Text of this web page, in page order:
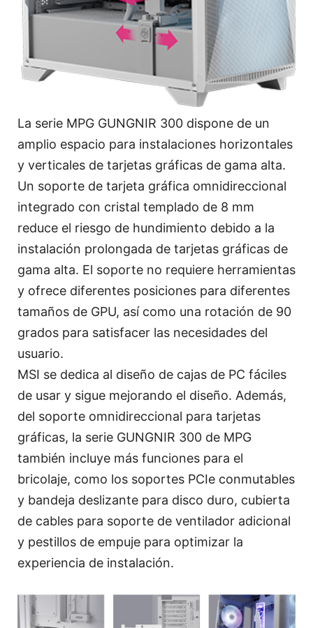
La serie MPG GUNGNIR 300 dispone de un
amplio espacio para instalaciones horizontales
y verticales de tarjetas gráficas de gama alta.
Un soporte de tarjeta gráfica omnidireccional
integrado con cristal templado de 8 mm
reduce el riesgo de hundimiento debido a la
instalación prolongada de tarjetas gráficas de
gama alta. El soporte no requiere herramientas
y ofrece diferentes posiciones para diferentes
tamaños de GPU, así como una rotación de 90
grados para satisfacer las necesidades del
usuario.
MSI se dedica al diseño de cajas de PC fáciles
de usar y sigue mejorando el diseño. Además,
del soporte omnidireccional para tarjetas
gráficas, la serie GUNGNIR 300 de MPG
también incluye más funciones para el
bricolaje, como los soportes PCIe conmutables
y bandeja deslizante para disco duro, cubierta
de cables para soporte de ventilador adicional
y pestillos de empuje para optimizar la
experiencia de instalación.